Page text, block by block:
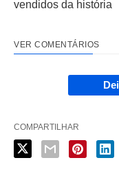
vendidos da história
VER COMENTÁRIOS
COMPARTILHAR